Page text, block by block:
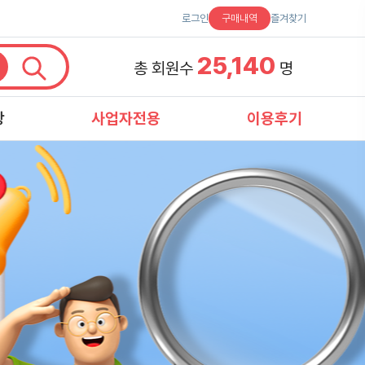
로그인 구매내역 즐겨찾기
총 회원수 25,140 명
사업자전용 이용후기